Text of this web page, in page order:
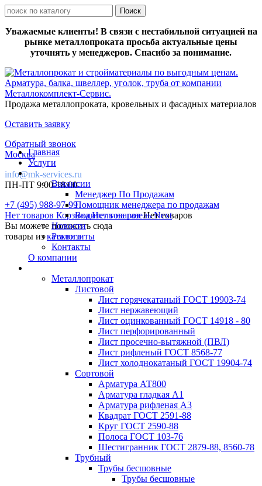
Уважаемые клиенты! В связи с нестабильной ситуацией на
рынке металлопроката просьба актуальные цены
уточнять у менеджеров. Спасибо за понимание.
Продажа металлопроката, кровельных и фасадных материалов
Оставить заявку
Обратный звонок
Москва
info@mk-services.ru
ПН-ПТ 9:00-18:00
+7 (495) 988-97-99
Нет товаров КорзинаНет товаровНет товаров
Вы можете положить сюда
товары изкаталога
Главная
Услуги
Вакансии
Менеджер По Продажам
Помощник менеджера по продажам
Водитель на газель Next
Новости
Реквизиты
Контакты
О компании
Металлопрокат
Листовой
Лист горячекатаный ГОСТ 19903-74
Лист нержавеющий
Лист оцинкованный ГОСТ 14918 - 80
Лист перфорированный
Лист просечно-вытяжной (ПВЛ)
Лист рифленый ГОСТ 8568-77
Лист холоднокатаный ГОСТ 19904-74
Сортовой
Арматура АТ800
Арматура гладкая А1
Арматура рифленая А3
Квадрат ГОСТ 2591-88
Круг ГОСТ 2590-88
Полоса ГОСТ 103-76
Шестигранник ГОСТ 2879-88, 8560-78
Трубный
Трубы бесшовные
Трубы бесшовные